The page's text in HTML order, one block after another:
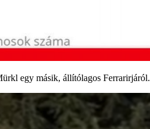
egy másik, állítólagos Ferrarirjáról.